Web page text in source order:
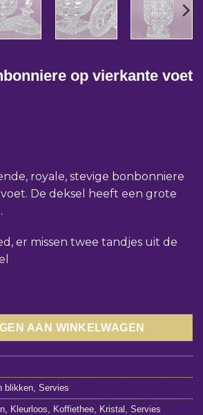
op vierkante voet
royale, stevige bonbonniere
De deksel heeft een grote
er missen twee tandjes uit de
AAN WINKELWAGEN
blikken Servies
Kleurloos Koffiethee Kristal Servies